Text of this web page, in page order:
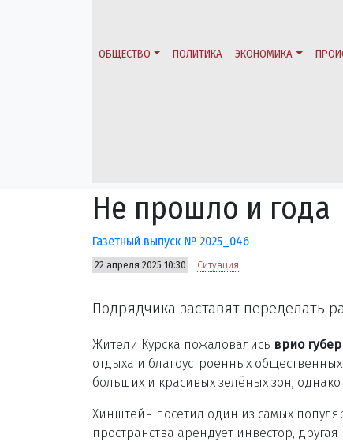
ОБЩЕСТВО ПОЛИТИКА ЭКОНОМИКА
Не прошло и года
Газетный выпуск № 2025_046
22 апреля 2025 10:30 Ситуация
Подрядчика заставят переделать
Жители Курска пожаловались врио
отдыха и благоустроенных
больших и красивых зелёных зон,
Хинштейн посетил один из самых
пространства арендует инвестор,